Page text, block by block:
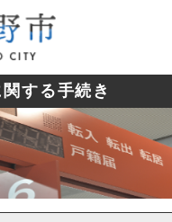
メニューを飛ばして本文へ
する手続き